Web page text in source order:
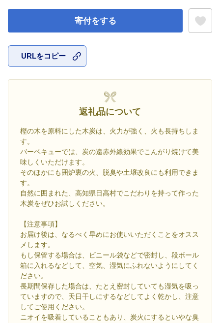
寄付をする
URLをコピー
返礼品について
樫の木を原料にした木炭は、火力が強く、火も長持ちしま
す。
バーベキューでは、炭の遠赤外線効果でこんがり焼けて美
味しくいただけます。
そのほかにも囲炉裏の火、脱臭や土壌改良にも利用できま
す。
自然に囲まれた、高知県日高村でこだわりを持って作った
木炭をぜひお試しください。
【注意事項】
お届け後は、なるべく早めにお使いいただくことをオスス
メします。
もし保管する場合は、ビニール袋などで密封し、段ボール
箱に入れるなどして、空気、湿気にふれないようにしてく
ださい。
長期間保存した場合は、たとえ密封していても湿気を吸っ
ていますので、天日干しにするなどしてよく乾かし、注意
してご使用ください。
ニオイを吸着していることもあり、炭火にするといやな臭